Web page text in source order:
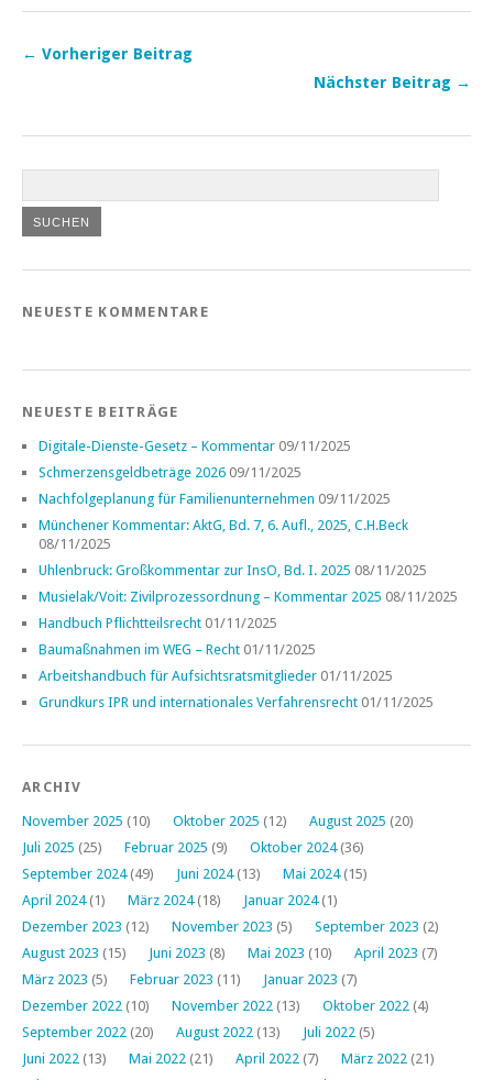
← Vorheriger Beitrag
Nächster Beitrag →
NEUESTE KOMMENTARE
NEUESTE BEITRÄGE
Digitale-Dienste-Gesetz – Kommentar 09/11/2025
Schmerzensgeldbeträge 2026 09/11/2025
Nachfolgeplanung für Familienunternehmen 09/11/2025
Münchener Kommentar: AktG, Bd. 7, 6. Aufl., 2025, C.H.Beck
08/11/2025
Uhlenbruck: Großkommentar zur InsO, Bd. I. 2025 08/11/2025
Musielak/Voit: Zivilprozessordnung – Kommentar 2025 08/11/2025
Handbuch Pflichtteilsrecht 01/11/2025
Baumaßnahmen im WEG – Recht 01/11/2025
Arbeitshandbuch für Aufsichtsratsmitglieder 01/11/2025
Grundkurs IPR und internationales Verfahrensrecht 01/11/2025
ARCHIV
November 2025 (10) Oktober 2025 (12) August 2025 (20)
Juli 2025 (25) Februar 2025 (9) Oktober 2024(36)
September 2024(49) Juni 2024(13) Mai 2024(15)
April 2024(1) März 2024(18) Januar 2024(1)
Dezember 2023 (12) November 2023 (5) September 2023 (2)
August 2023 (15) Juni 2023 (8) Mai 2023 (10) April 2023 (7)
März 2023 (5) Februar 2023 (11) Januar 2023 (7)
Dezember 2022 (10) November 2022 (13) Oktober 2022 (4)
September 2022 (20) August 2022 (13) Juli 2022 (5)
Juni 2022 (13) Mai 2022 (21) April 2022 (7) März 2022 (21)